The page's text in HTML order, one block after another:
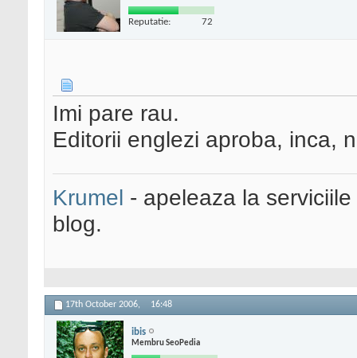
Reputatie: 72
Imi pare rau.
Editorii englezi aproba, inca,
Krumel - apeleaza la
blog.
17th October 2006, 16:48
ibis
Membru SeoPedia